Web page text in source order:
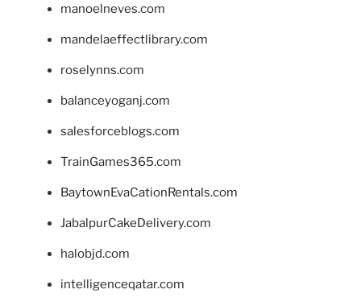
manoelneves.com
mandelaeffectlibrary.com
roselynns.com
balanceyoganj.com
salesforceblogs.com
TrainGames365.com
BaytownEvaCationRentals.com
JabalpurCakeDelivery.com
halobjd.com
intelligenceqatar.com